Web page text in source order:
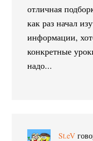
отличная
как раз начал
информации,
конкретные
надо...
St.eV